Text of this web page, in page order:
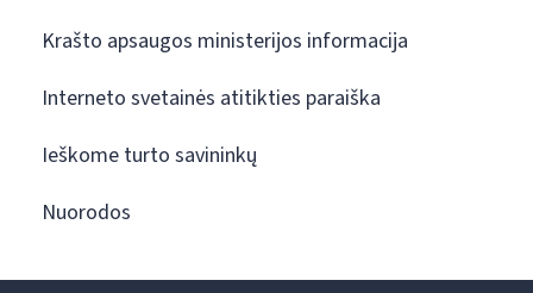
Krašto apsaugos ministerijos informacija
Interneto svetainės atitikties paraiška
Ieškome turto savininkų
Nuorodos